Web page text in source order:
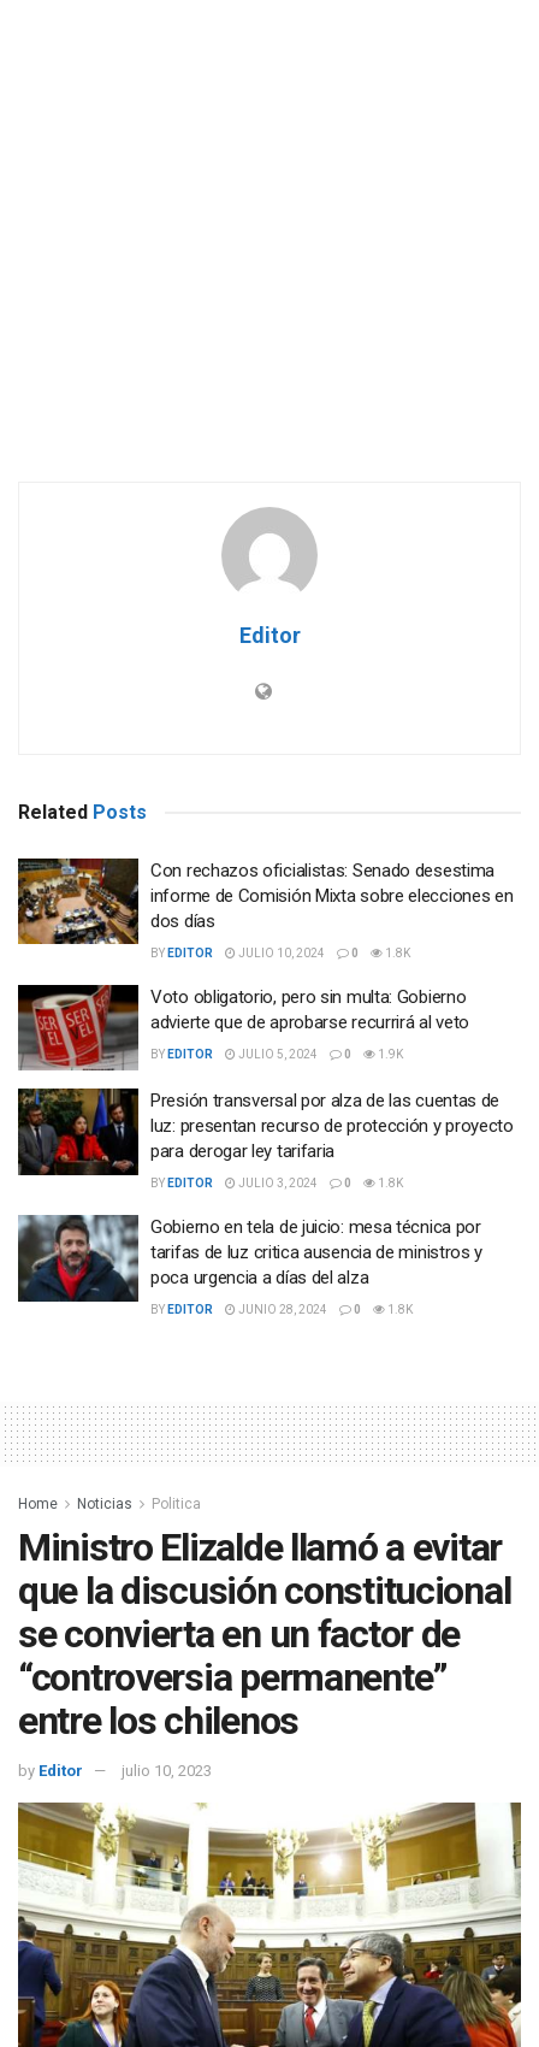
Editor
Related Posts
Con rechazos oficialistas: Senado desestima
informe de Comisión Mixta sobre elecciones en
dos días
BY EDITOR JULIO 10, 2024 0 1.8K
Voto obligatorio, pero sin multa: Gobierno
advierte que de aprobarse recurrirá al veto
BY EDITOR JULIO 5, 2024 0 1.9K
Presión transversal por alza de las cuentas de
luz: presentan recurso de protección y proyecto
para derogar ley tarifaria
BY EDITOR JULIO 3, 2024 0 1.8K
Gobierno en tela de juicio: mesa técnica por
tarifas de luz critica ausencia de ministros y
poca urgencia a días del alza
BY EDITOR JUNIO 28, 2024 0 1.8K
Home Noticias Politica
Ministro Elizalde llamó a evitar
que la discusión constitucional
se convierta en un factor de
“controversia permanente”
entre los chilenos
by Editor julio 10, 2023